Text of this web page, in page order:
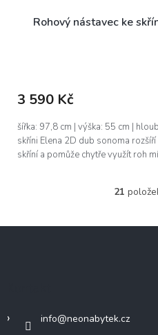
Rohový nástavec ke
3 590 Kč
šířka: 97,8 cm | výška: 55 cm |
skříni Elena 2D dub sonoma
skříní a pomůže chytře využít roh
l
21
info@neonabytek.cz